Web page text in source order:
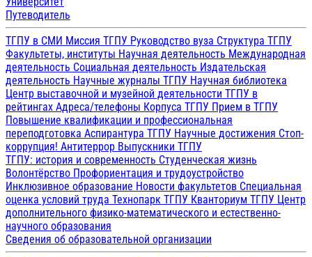
Путеводитель
ТГПУ в СМИ Миссия ТГПУ Руководство вуза Структура ТГПУ
Факультеты, институты Научная деятельность Международная
деятельность Социальная деятельность Издательская
деятельность Научные журналы ТГПУ Научная библиотека
Центр выставочной и музейной деятельности ТГПУ в
рейтингах Адреса/телефоны Корпуса ТГПУ Прием в ТГПУ
Повышение квалификации и профессиональная
переподготовка Аспирантура ТГПУ Научные достижения Стоп-
коррупция! Антитеррор Выпускники ТГПУ
ТГПУ: история и современность Студенческая жизнь
Волонтёрство Профориентация и трудоустройство
Инклюзивное образование Новости факультетов Специальная
оценка условий труда Технопарк ТГПУ Кванториум ТГПУ Центр
дополнительного физико-математического и естественно-
научного образования
Сведения об образовательной организации